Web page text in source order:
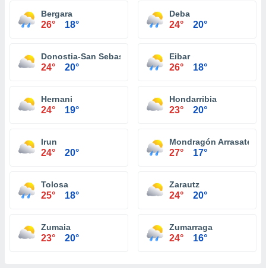
Bergara
26° 18°
Deba
24° 20°
Donostia-San Sebastián
24° 20°
Eibar
26° 18°
Hernani
24° 19°
Hondarribia
23° 20°
Irun
24° 20°
Mondragón Arrasate
27° 17°
Tolosa
25° 18°
Zarautz
24° 20°
Zumaia
23° 20°
Zumarraga
24° 16°